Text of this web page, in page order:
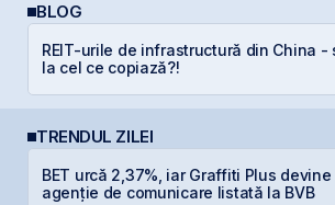
BLOG
REIT-urile de infrastructură din China -
la cel ce copiază?!
TRENDUL ZILEI
BET urcă 2,37%, iar Graffiti Plus devine
agenție de comunicare listată la BVB